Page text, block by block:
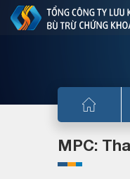
MPC: